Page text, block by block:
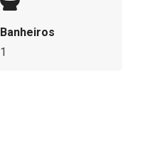
Banheiros
1